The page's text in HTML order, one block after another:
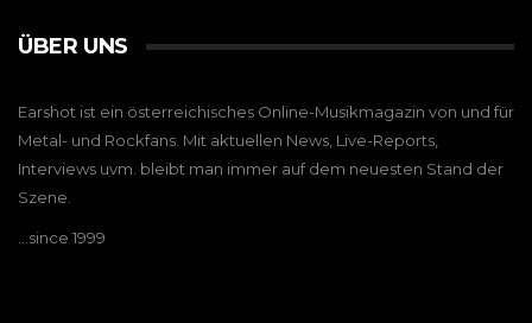
ÜBER UNS
Earshot ist ein österreichisches Online-Musikmagazin von und für
Metal- und Rockfans. Mit aktuellen News, Live-Reports,
Interviews uvm. bleibt man immer auf dem neuesten Stand der
Szene.
…since 1999